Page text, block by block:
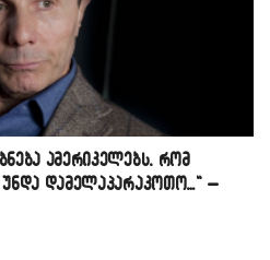
ამერიკელებს, რომ
დამელაპარაკოთო…“ –